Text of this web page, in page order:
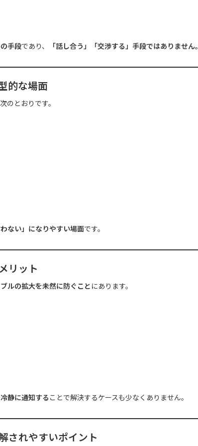
手段であり、 「話し合う」「交渉する」手段ではありません。
的な場面
のとおりです。
ない」になりやすい場面です。
リット
ブルの拡大を未然に防ぐこと にあります。
静に通知する ことで解決するケースも少なくありません。
されやすいポイント